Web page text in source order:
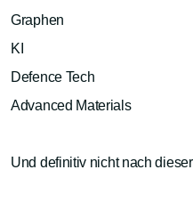
Graphen
KI
Defence Tech
Advanced Materials
Und definitiv nicht nach